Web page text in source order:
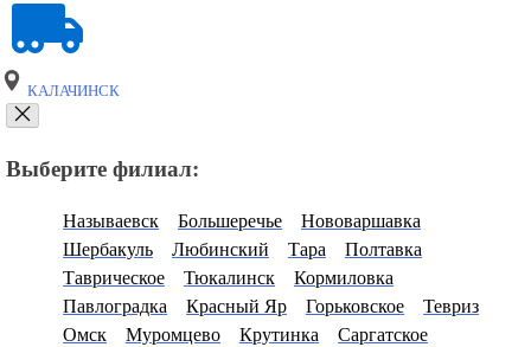
КАЛАЧИНСК
Выберите филиал:
Называевск Большеречье
Нововаршавка
Шербакуль
Любинский Тара
Полтавка
Таврическое
Тюкалинск
Кормиловка
Павлоградка
Красный Яр Горьковское
Тевриз
Омск
Муромцево Крутинка
Саргатское